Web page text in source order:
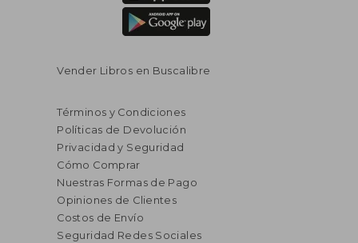
Vender Libros en Buscalibre
Términos y Condiciones
Políticas de Devolución
Privacidad y Seguridad
Cómo Comprar
Nuestras Formas de Pago
Opiniones de Clientes
Costos de Envío
Seguridad Redes Sociales